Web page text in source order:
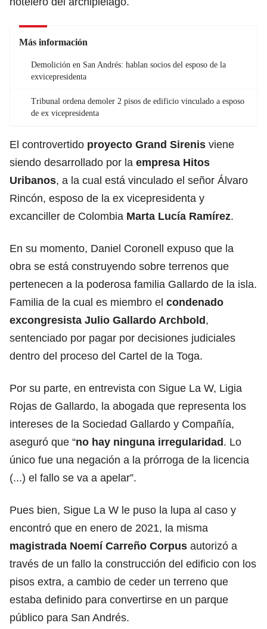
Más información
Demolición en San Andrés: hablan socios del esposo de la
exvicepresidenta
Tribunal ordena demoler 2 pisos de edificio vinculado a esposo
de ex vicepresidenta
El controvertido proyecto Grand Sirenis viene
siendo desarrollado por la empresa Hitos
Uribanos, a la cual está vinculado el señor Álvaro
Rincón, esposo de la ex vicepresidenta y
excanciller de Colombia Marta Lucía Ramírez.
En su momento, Daniel Coronell expuso que la
obra se está construyendo sobre terrenos que
pertenecen a la poderosa familia Gallardo de la isla.
Familia de la cual es miembro el condenado
excongresista Julio Gallardo Archbold,
sentenciado por pagar por decisiones judiciales
dentro del proceso del Cartel de la Toga.
Por su parte, en entrevista con Sigue La W, Ligia
Rojas de Gallardo, la abogada que representa los
intereses de la Sociedad Gallardo y Compañía,
aseguró que “no hay ninguna irregularidad. Lo
único fue una negación a la prórroga de la licencia
(...) el fallo se va a apelar”.
Pues bien, Sigue La W le puso la lupa al caso y
encontró que en enero de 2021, la misma
magistrada Noemí Carreño Corpus autorizó a
través de un fallo la construcción del edificio con los
pisos extra, a cambio de ceder un terreno que
estaba definido para convertirse en un parque
público para San Andrés.